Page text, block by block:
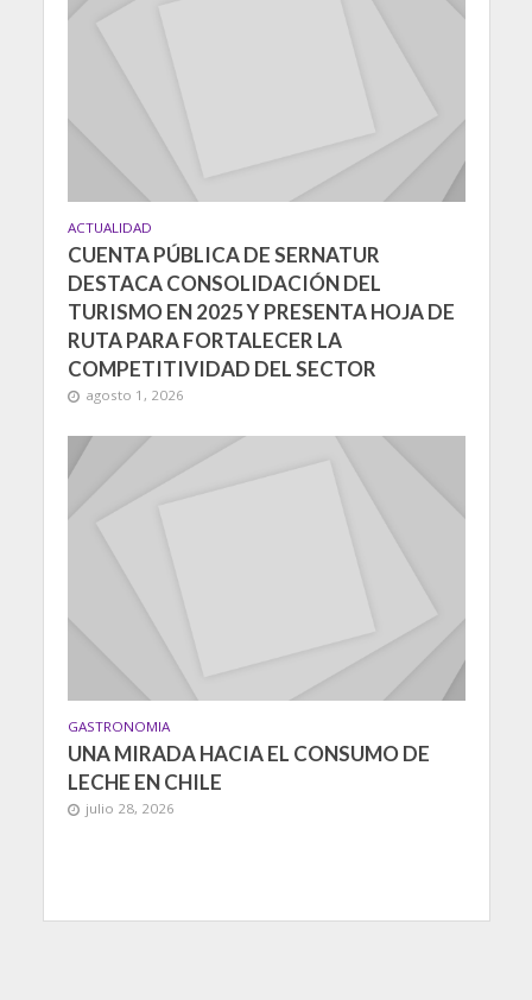
ACTUALIDAD
CUENTA PÚBLICA DE SERNATUR
DESTACA CONSOLIDACIÓN DEL
TURISMO EN 2025 Y PRESENTA HOJA DE
RUTA PARA FORTALECER LA
COMPETITIVIDAD DEL SECTOR
agosto 1, 2026
GASTRONOMIA
UNA MIRADA HACIA EL CONSUMO DE
LECHE EN CHILE
julio 28, 2026